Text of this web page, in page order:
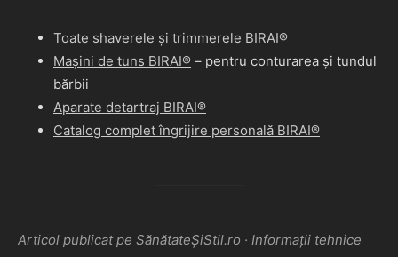
Toate shaverele și trimmerele BIRAI®
Mașini de tuns BIRAI® – pentru conturarea și tundul
bărbii
Aparate detartraj BIRAI®
Catalog complet îngrijire personală BIRAI®
Articol publicat pe SănătateȘiStil.ro · Informații tehnice